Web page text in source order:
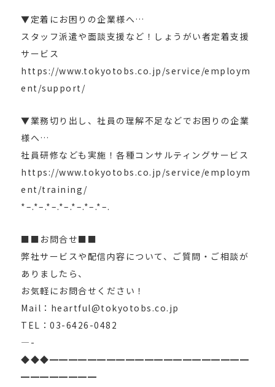
▼定着にお困りの企業様へ…
スタッフ派遣や面談支援など！しょうがい者定着支援
サービス
https://www.tokyotobs.co.jp/service/employm
ent/support/
▼業務切り出し、社員の理解不足などでお困りの企業
様へ…
社員研修なども実施！各種コンサルティングサービス
https://www.tokyotobs.co.jp/service/employm
ent/training/
*–.*–.*–.*–.*–.*–.*–.
■■お問合せ■■
弊社サービスや配信内容について、ご質問・ご相談が
ありましたら、
お気軽にお問合せください！
Mail：heartful@tokyotobs.co.jp
TEL：03-6426-0482
—-
◆◆◆━━━━━━━━━━━━━━━━━━━━━
━━━━━━━━